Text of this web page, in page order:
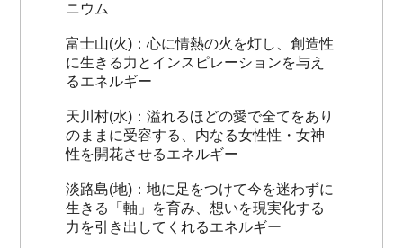
ニウム
富士山(火)：心に情熱の火を灯し、創造性
に生きる力とインスピレーションを与え
るエネルギー
天川村(水)：溢れるほどの愛で全てをあり
のままに受容する、内なる女性性・女神
性を開花させるエネルギー
淡路島(地)：地に足をつけて今を迷わずに
生きる「軸」を育み、想いを現実化する
力を引き出してくれるエネルギー